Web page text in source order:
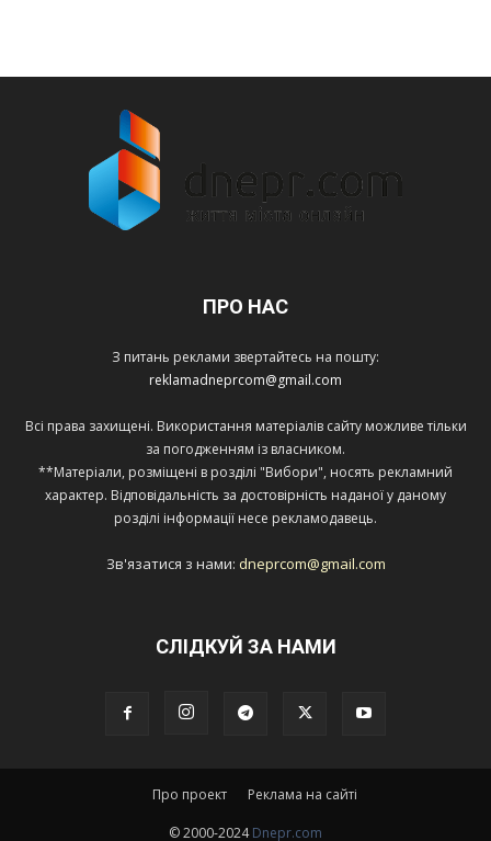
ПРО НАС
З питань реклами звертайтесь на пошту:
reklamadneprcom@gmail.com
Всі права захищені. Використання матеріалів сайту можливе тільки
за погодженням із власником.
**Матеріали, розміщені в розділі "Вибори", носять рекламний
характер. Відповідальність за достовірність наданої у даному
розділі інформації несе рекламодавець.
Зв'язатися з нами: dneprcom@gmail.com
СЛІДКУЙ ЗА НАМИ
Про проект Реклама на сайті
© 2000-2024Dnepr.com